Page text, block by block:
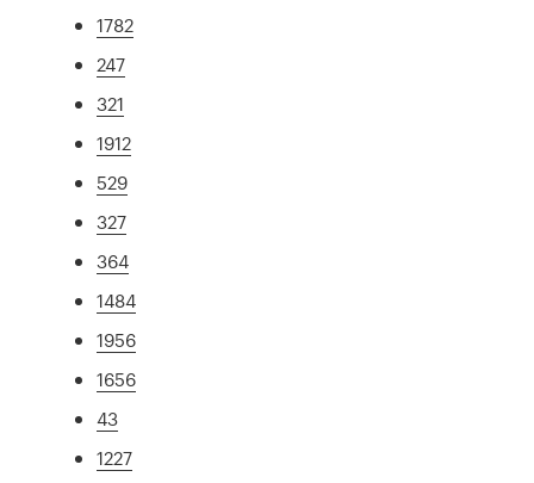
1782
247
321
1912
529
327
364
1484
1956
1656
43
1227